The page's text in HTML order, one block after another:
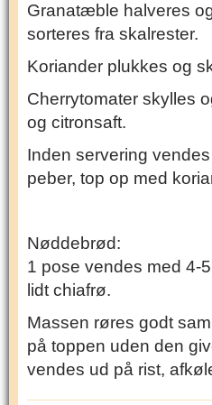
Granatæble halveres
sorteres fra skalrester.
Koriander plukkes og
Cherrytomater skylles
og citronsaft.
Inden servering
peber, top op med
Nøddebrød:
1 pose vendes med 4-
lidt chiafrø.
Massen røres godt
på toppen uden den
vendes ud på rist,